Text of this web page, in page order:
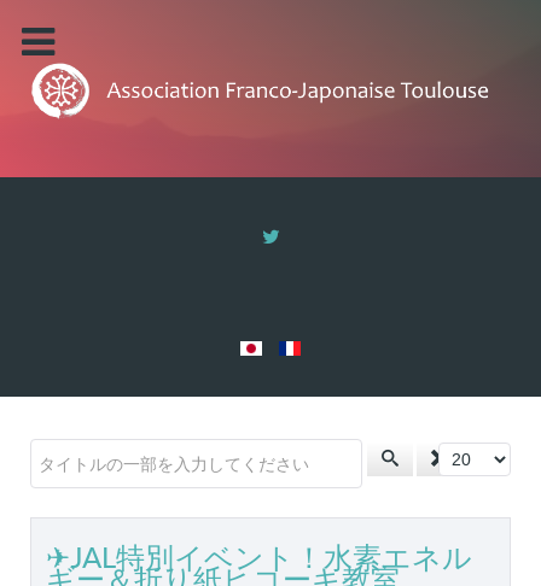
タイトルの一部を入力してください 表示数
✈JAL特別イベント！水素エネル